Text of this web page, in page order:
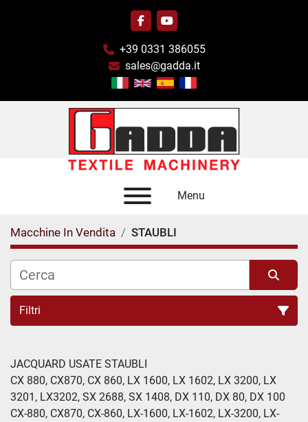
facebookyoutube
+39 0331 386055
sales@gadda.it
Menu
Macchine In Vendita STAUBLI
Filtri
Ordina per
JACQUARD USATE STAUBLI
CX 880, CX870, CX 860, LX 1600, LX 1602, LX 3200, LX
3201, LX3202, SX 2688, SX 1408, DX 110, DX 80, DX 100
CX-880, CX870, CX-860, LX-1600, LX-1602, LX-3200, LX-